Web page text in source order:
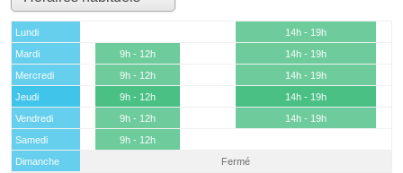
Lundi
14h - 19h
Mardi
9h - 12h
14h - 19h
Mercredi
9h - 12h
14h - 19h
Jeudi
9h - 12h
14h - 19h
Vendredi
9h - 12h
14h - 19h
Samedi
9h - 12h
Dimanche
Fermé